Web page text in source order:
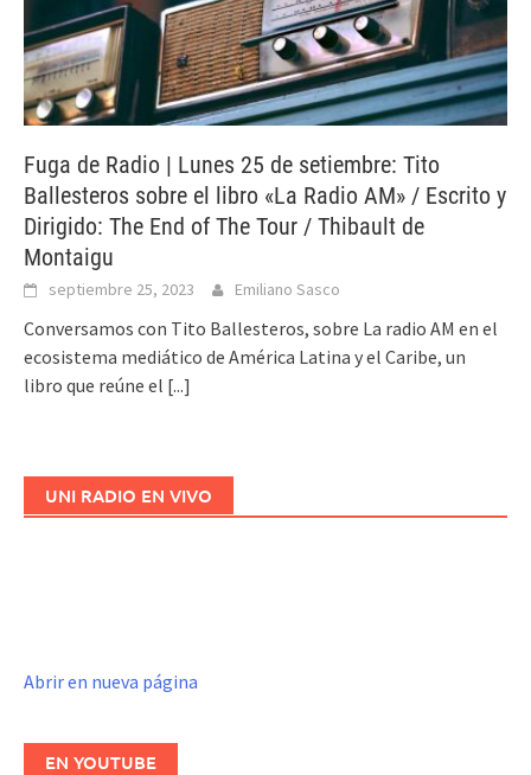
Fuga de Radio | Lunes 25 de setiembre: Tito
Ballesteros sobre el libro «La Radio AM» / Escrito y
Dirigido: The End of The Tour / Thibault de
Montaigu
septiembre 25, 2023 Emiliano Sasco
Conversamos con Tito Ballesteros, sobre La radio AM en el
ecosistema mediático de América Latina y el Caribe, un
libro que reúne el [...]
UNI RADIO EN VIVO
Abrir en nueva página
EN YOUTUBE